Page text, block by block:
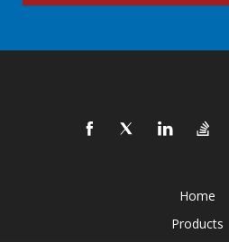
Home
Products